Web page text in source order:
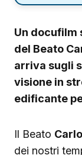
Un docufilm
del Beato
arriva sugli
visione in
edificante
Il Beato
dei nostri